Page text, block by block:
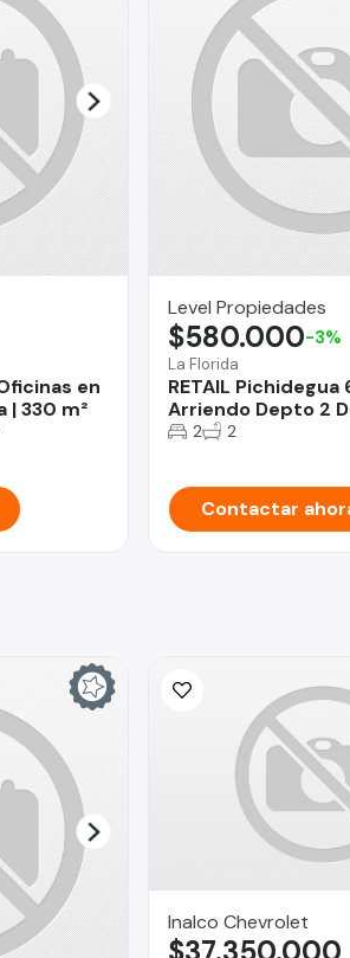
en
| 330 m²
Level Propiedades
La Florida
RETAIL Pichidegua
Arriendo Depto 2
$580.000-3%
2 2
Contactar
Inalco Chevrolet